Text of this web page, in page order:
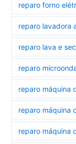
reparo forno
reparo lavadora
reparo lava e
reparo
reparo máquina
reparo máquina
reparo máquina